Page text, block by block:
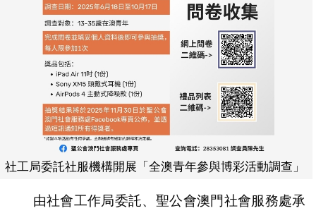
社工局委託社服機構開展「全澳青年參與博彩活動調查」
由社會工作局委託、聖公會澳門社會服務處承